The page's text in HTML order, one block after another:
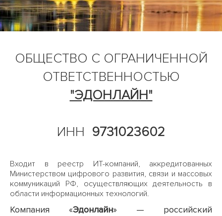
ОБЩЕСТВО С ОГРАНИЧЕННОЙ
ОТВЕТСТВЕННОСТЬЮ
"ЭДОНЛАЙН"
ИНН 9731023602
Входит в реестр ИТ-компаний, аккредитованных
Министерством цифрового развития, связи и массовых
коммуникаций РФ, осуществляющих деятельность в
области информационных технологий.
Компания «Эдонлайн» — российский